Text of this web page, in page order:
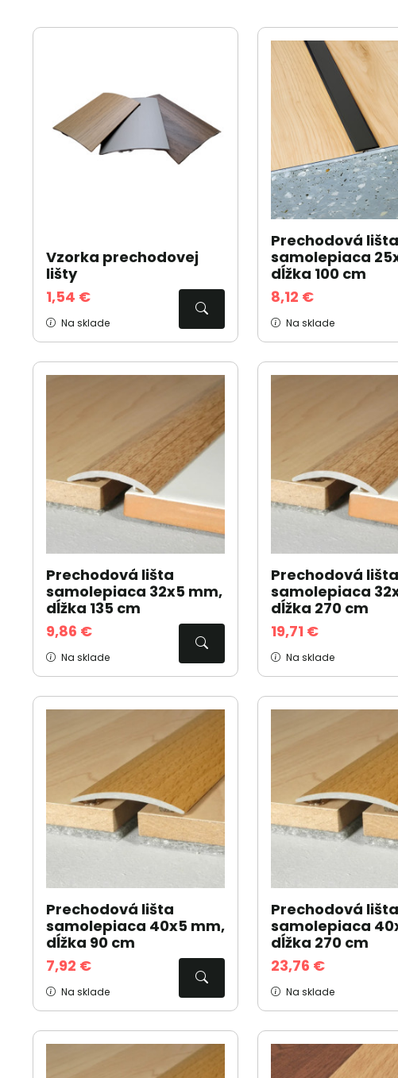
Vzorka prechodovej
lišty
1,54 €
Na sklade
Prechodová lišta
samolepiaca
dĺžka 100 cm
8,12 €
Na sklade
Prechodová lišta
samolepiaca 32x5 mm,
dĺžka 135 cm
9,86 €
Na sklade
Prechodová lišta
samolepiaca
dĺžka 270 cm
19,71 €
Na sklade
Prechodová lišta
samolepiaca 40x5 mm,
dĺžka 90 cm
7,92 €
Na sklade
Prechodová lišta
samolepiaca
dĺžka 270 cm
23,76 €
Na sklade